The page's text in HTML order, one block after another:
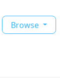
Browse